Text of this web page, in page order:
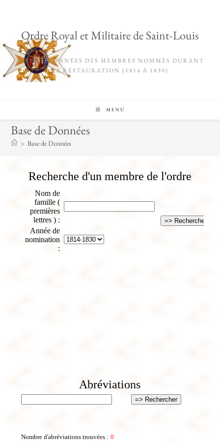
Ordre Royal et Militaire de Saint-Louis
BASE DE DONNÉES DES MEMBRES NOMMÉS DURANT
LA RESTAURATION (1814 À 1830)
MENU
Base de Données
> Base de Données